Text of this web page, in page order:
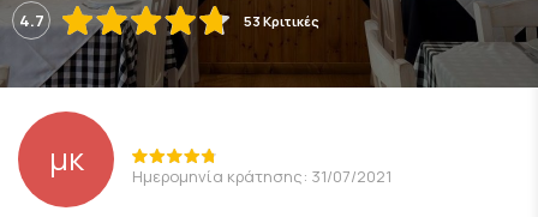
4.7 53 Κριτικές
μκ Ημερομηνία κράτησης: 31/07/2021